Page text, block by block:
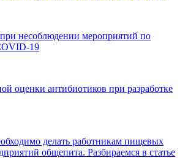
несоблюдении мероприятий по
19
оценки антибиотиков при разработке
делать работникам пищевых
общепита. Разбираемся в статье